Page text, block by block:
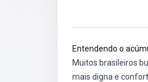
Entendendo o
Muitos brasileiros
mais digna e